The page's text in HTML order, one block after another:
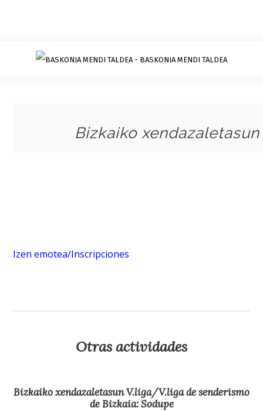
Bizkaiko
Izen emotea/Inscripciones
Otras actividades
Bizkaiko xendazaletasun V.liga/V.liga de senderismo
de Bizkaia: Sodupe